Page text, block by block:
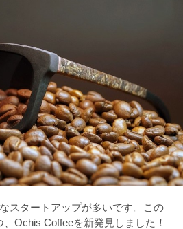
スタートアップが多いです。この
Ochis Coffeeを新発見しました！